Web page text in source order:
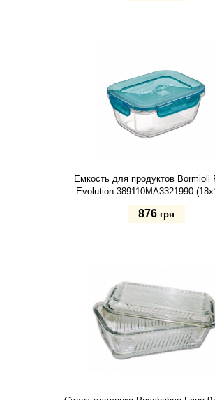
Емкость для продуктов Bormioli
Evolution 389110MA3321990
876 грн